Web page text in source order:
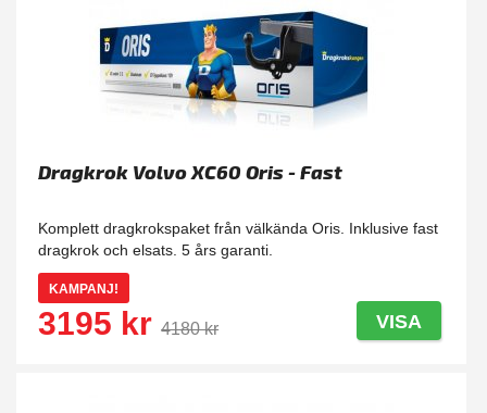
Dragkrok Volvo XC60 Oris - Fast
Komplett dragkrokspaket från välkända Oris. Inklusive fast
dragkrok och elsats. 5 års garanti.
KAMPANJ!
3195 kr 4180 kr VISA